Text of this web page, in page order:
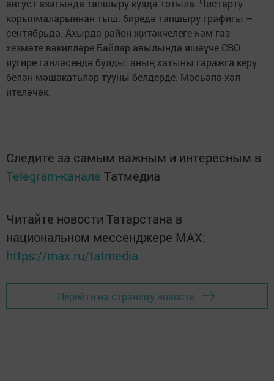
август азагында тапшыру күздә тотыла. Чистарту
корылмаларыннан тыш: биредә тапшыру графигы –
сентябрьдә. Ахырда район җитәкчелеге һәм газ
хезмәте вәкилләре Байлар авылында яшәүче СВО
яугире гаиләсендә булды: аның хатыны гаражга керү
белән мәшәкатьләр тууны белдерде. Мәсьәлә хәл
ителәчәк.
Следите за самым важным и интересным в
Telegram-канале Татмедиа
Читайте новости Татарстана в
национальном мессенджере MАХ:
https://max.ru/tatmedia
Перейти на страницу новости